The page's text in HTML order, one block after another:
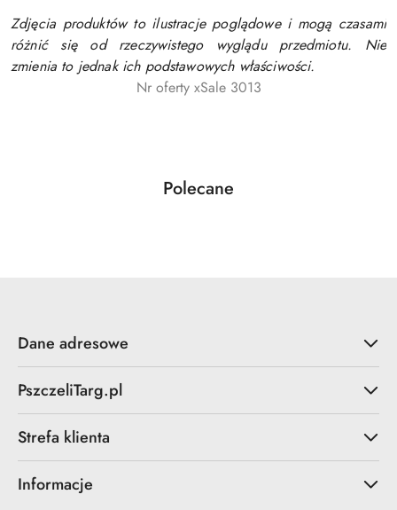
Zdjęcia produktów to ilustracje poglądowe i mogą czasami
różnić się od rzeczywistego wyglądu przedmiotu. Nie
zmienia to jednak ich podstawowych właściwości.
Nr oferty xSale 3013
Pomiń karuzelę produktów
Produkty
Polecane
Dane adresowe
PszczeliTarg.pl
Strefa klienta
Informacje